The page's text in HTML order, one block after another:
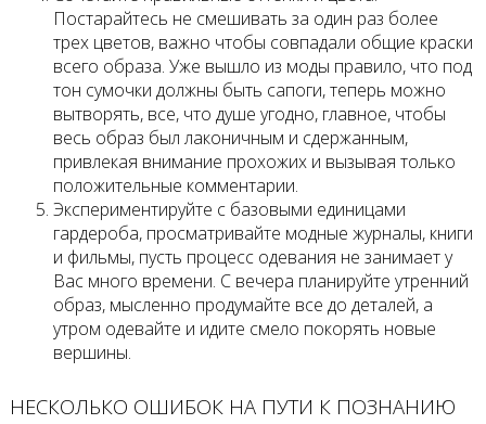
Постарайтесь не смешивать за один раз более
трех цветов, важно чтобы совпадали общие краски
всего образа. Уже вышло из моды правило, что под
тон сумочки должны быть сапоги, теперь можно
вытворять, все, что душе угодно, главное, чтобы
весь образ был лаконичным и сдержанным,
привлекая внимание прохожих и вызывая только
положительные комментарии.
Экспериментируйте с базовыми единицами
гардероба, просматривайте модные журналы, книги
и фильмы, пусть процесс одевания не занимает у
Вас много времени. С вечера планируйте утренний
образ, мысленно продумайте все до деталей, а
утром одевайте и идите смело покорять новые
вершины.
НЕСКОЛЬКО ОШИБОК НА ПУТИ К ПОЗНАНИЮ